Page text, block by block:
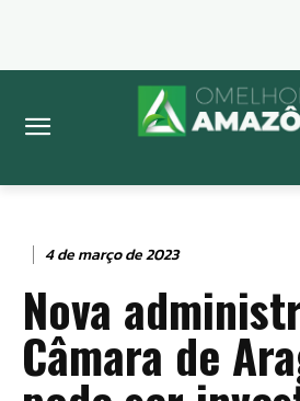
4 de março de 2023
Nova
Câmara de